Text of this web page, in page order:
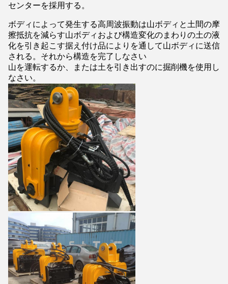
センターを採用する。
ボディによって発生する高周波振動は山ボディと土間の摩
擦抵抗を減らす山ボディおよび構造変化のまわりの土の液
化を引き起こす据え付け品によりを通して山ボディに送信
される。それから構造を完了しなさい
山を運転するか、または土を引き出すのに掘削機を使用し
なさい。